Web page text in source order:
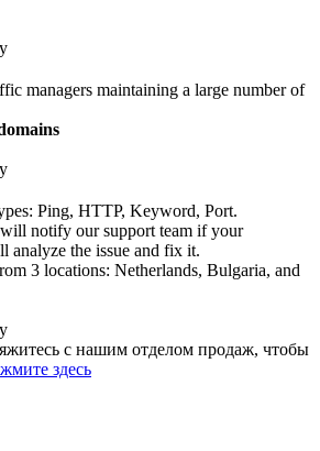
managers maintaining a large number of
Ping, HTTP, Keyword, Port.
notify our support team if your
analyze the issue and fix it.
3 locations: Netherlands, Bulgaria, and
с нашим отделом продаж, чтобы
здесь